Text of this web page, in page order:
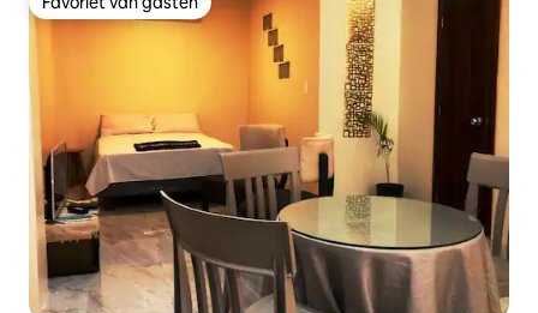
Favoriet van gasten